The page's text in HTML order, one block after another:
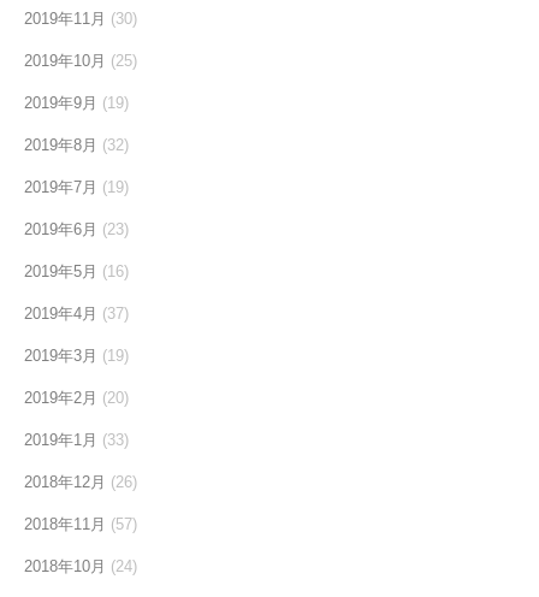
2019年11月 (30)
2019年10月 (25)
2019年9月 (19)
2019年8月 (32)
2019年7月 (19)
2019年6月 (23)
2019年5月 (16)
2019年4月 (37)
2019年3月 (19)
2019年2月 (20)
2019年1月 (33)
2018年12月 (26)
2018年11月 (57)
2018年10月 (24)